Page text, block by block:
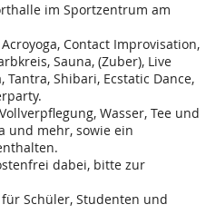
im Sportzentrum am
Contact Improvisation,
Sauna, (Zuber), Live
Tantra, Shibari, Ecstatic Dance,
Wasser, Tee und
und mehr, sowie ein
dabei, bitte zur
Schüler, Studenten und